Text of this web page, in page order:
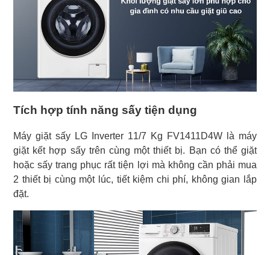
Tích hợp tính năng sấy tiện dụng
Máy giặt sấy LG Inverter 11/7 Kg FV1411D4W là máy
giặt kết hợp sấy trên cùng một thiết bị. Bạn có thể giặt
hoặc sấy trang phục rất tiện lợi mà không cần phải mua
2 thiết bị cùng một lúc, tiết kiệm chi phí, không gian lắp
đặt.